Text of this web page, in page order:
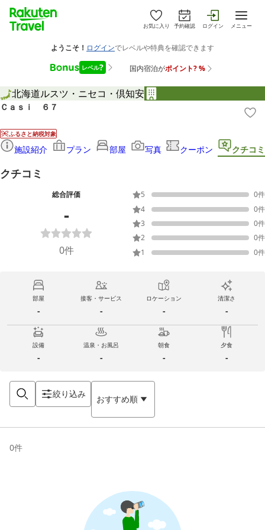
お気に入り 予約確認 ログイン メニュー
北海道ルスツ・ニセコ・倶知安
Ｃａｓｉ ６７
ふるさと納税対象
施設紹介 プラン 部屋 写真 クーポン クチコミ
クチコミ
総合評価
-
0件
5 0件
4
0件
3
0件
2
0件
1
0件
部屋
-
接客・サービス
-
ロケーション
-
清潔さ
-
設備
-
温泉・お風呂
-
朝食
-
夕食
-
絞り込み おすすめ順
0件